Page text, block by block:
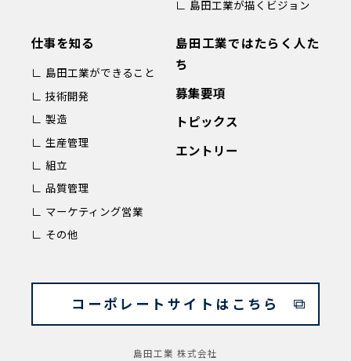
∟ 島田工業が描くビジョン
仕事を知る
∟ 島田工業ができること
∟ 技術開発
∟ 製造
∟ 生産管理
∟ 組立
∟ 品質管理
∟ マーケティング営業
∟ その他
島田工業ではたらく人た
ち
募集要項
トピックス
エントリー
コーポレートサイトはこちら
島田工業 株式会社